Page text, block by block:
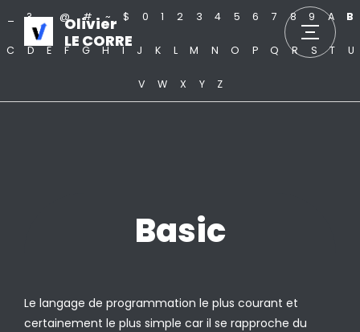
Olivier
LE CORRE
? . @ # ~ $ 0 1 2 3 4 5 6 7 8 9 A B
C D E F G H I J K L M N O P Q R S T U
V W X Y Z
Basic
Le langage de programmation le plus courant et
certainement le plus simple car il se rapproche du